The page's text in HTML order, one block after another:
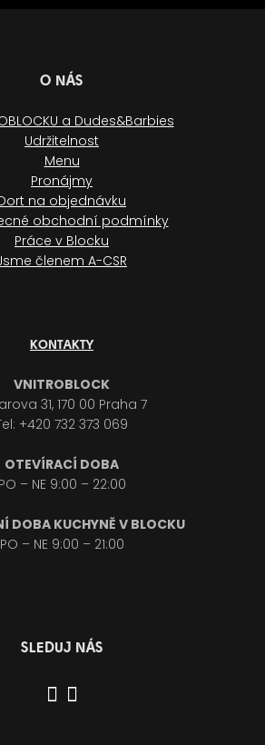
O NÁS
a Dudes&Barbies
Udržitelnost
Menu
Pronájmy
na objednávku
obchodní podmínky
Práce v Blocku
členem A-CSR
KONTAKTY
VNITROBLOCK
31, 170 00 Praha 7
+420 732 373 069
OTEVÍRACÍ DOBA
PO – NE 9:00 – 22:00
DOBA KUCHYNĚ V BLOCKU
PO – NE 9:00 – 21:00
SLEDUJ NÁS